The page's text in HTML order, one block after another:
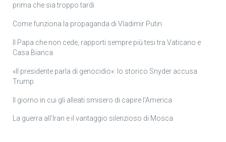
prima che sia troppo tardi
Come funziona la propaganda di Vladimir Putin
Il Papa che non cede, rapporti sempre più tesi tra Vaticano e
Casa Bianca
«Il presidente parla di genocidio»: lo storico Snyder accusa
Trump
Il giorno in cui gli alleati smisero di capire l’America
La guerra all’Iran e il vantaggio silenzioso di Mosca